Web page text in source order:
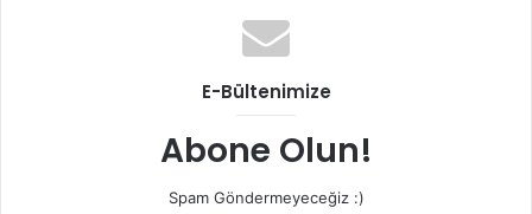
E-Bültenimize
Abone Olun!
Spam Göndermeyeceğiz :)